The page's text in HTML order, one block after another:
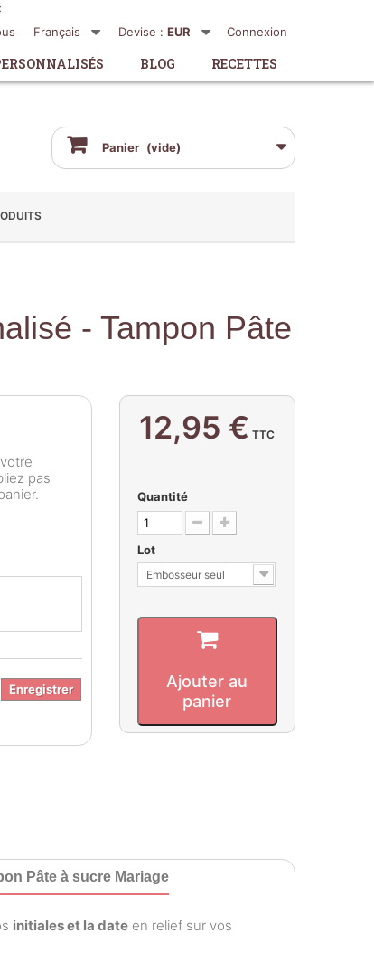
Connexion
Devise : EUR
Français
BLOG RECETTES
Panier (vide)
- Tampon Pâte
pas
Enregistrer
12,95 € TTC
Quantité
Lot
Embosseur seul
Ajouter au
panier
Pâte à sucre Mariage
initiales et la date en relief sur vos